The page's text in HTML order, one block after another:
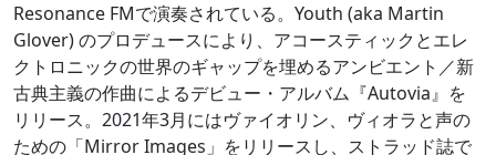
Resonance FMで演奏されている。Youth (aka Martin
Glover) のプロデュースにより、アコースティックとエレ
クトロニックの世界のギャップを埋めるアンビエント／新
古典主義の作曲によるデビュー・アルバム『Autovia』を
リリース。2021年3月にはヴァイオリン、ヴィオラと声の
ための「Mirror Images」をリリースし、ストラッド誌で